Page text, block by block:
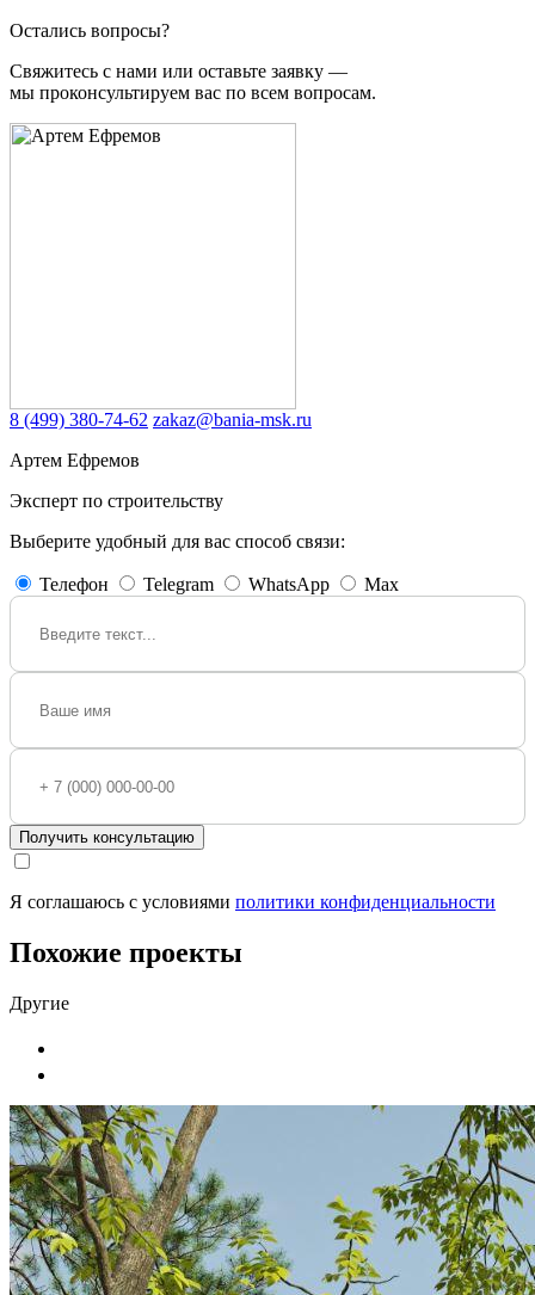
Остались вопросы?
Свяжитесь с нами или оставьте заявку —
мы проконсультируем вас по всем вопросам.
8 (499) 380-74-62 zakaz@bania-msk.ru
Артем Ефремов
Эксперт по строительству
Выберите удобный для вас способ связи:
Телефон Telegram WhatsApp Max
Получить консультацию
Я соглашаюсь с условиями политики конфиденциальности
Похожие проекты
Другие